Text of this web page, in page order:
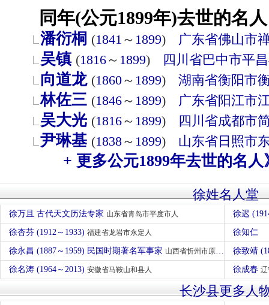
同年(公元1899年)去世的名
潘衍桐 (1841 ～ 1899) 广东省佛山市
吴镇 (1816～ 1899) 四川省巴中市平
向道龙 (1860～ 1899) 湖南省衡阳市
林佐三 (1846～ 1899) 广东省阳江市
吴大光 (1816～ 1899) 四川省成都市
尹琳基 (1838～ 1899) 山东省日照市
+ 更多公元1899年去世的名人
徐姓名人堂
徐万且 古代天文历法专家 山东省青岛市平度市人 徐迟
徐杏芬 (1912～1933) 福建省龙岩市永定人 徐知仁
徐永昌 (1887～1959) 民国时期著名军事家 山西省忻州市原平人 徐致靖
徐名涛 (1964～2013) 安徽省马鞍山和县人 徐成春
长沙县更多人